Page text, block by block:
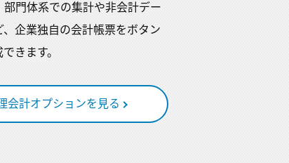
部門体系での集計や非会計デー
、企業独自の会計帳票をボタン
きます。
会計オプションを見る